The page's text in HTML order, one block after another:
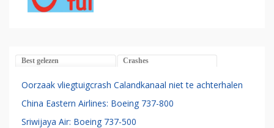
Best gelezen Crashes
Oorzaak vliegtuigcrash Calandkanaal niet te achterhalen
China Eastern Airlines: Boeing 737-800
Sriwijaya Air: Boeing 737-500